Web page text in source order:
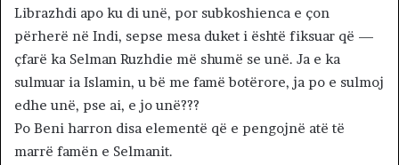
Librazhdi apo ku di unë, por subkoshienca e çon
përherë në Indi, sepse mesa duket i është fiksuar që —
çfarë ka Selman Ruzhdie më shumë se unë. Ja e ka
sulmuar ia Islamin, u bë me famë botërore, ja po e sulmoj
edhe unë, pse ai, e jo unë???
Po Beni harron disa elementë që e pengojnë atë të
marrë famën e Selmanit.